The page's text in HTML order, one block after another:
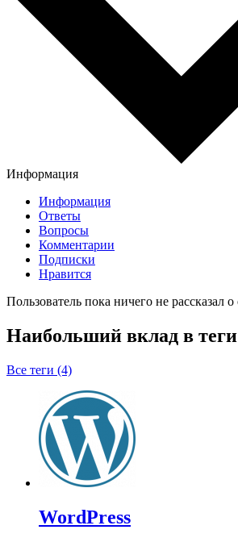
Информация
Информация
Ответы
Вопросы
Комментарии
Подписки
Нравится
Пользователь пока ничего не рассказал о
Наибольший вклад в теги
Все теги (4)
WordPress